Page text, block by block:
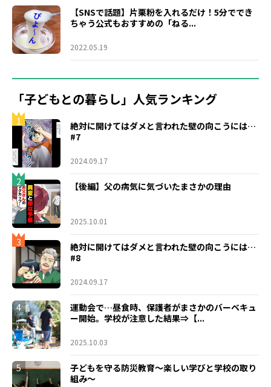
【SNSで話題】片栗粉を入れるだけ！5分ででき
ちゃう公式もおすすめの「ねる...
2022.05.19
「子どもとの暮らし」人気ランキング
1
絶対に開けてはダメと言われた壁の向こうには…
#7
2024.09.17
2 【後編】父の病気に気づいたまさかの理由
2025.10.01
3
絶対に開けてはダメと言われた壁の向こうには…
#8
2024.09.17
4
運動会で…昼食時、保護者がまさかのバーベキュ
ー開始。学校が注意した結果⇒【...
2025.10.03
5
子どもを守る防災教育～楽しい学びと学校の取り
組み～